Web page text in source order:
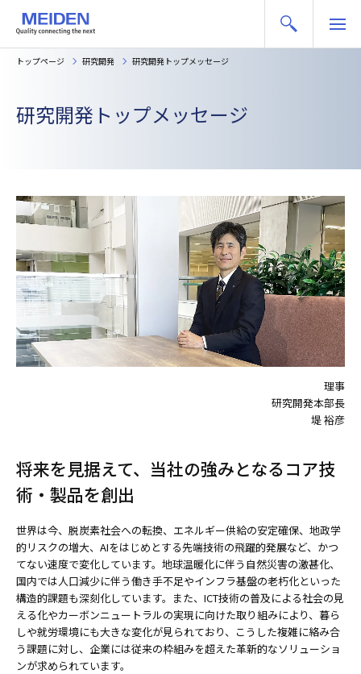
トップページ 研究開発 研究開発トップメッセージ
研究開発トップメッセージ
理事
研究開発本部長
堤 裕彦
将来を見据えて、当社の強みとなるコア技
術・製品を創出
世界は今、脱炭素社会への転換、エネルギー供給の安定確保、地政学
的リスクの増大、AIをはじめとする先端技術の飛躍的発展など、かつ
てない速度で変化しています。地球温暖化に伴う自然災害の激甚化、
国内では人口減少に伴う働き手不足やインフラ基盤の老朽化といった
構造的課題も深刻化しています。また、ICT技術の普及による社会の見
える化やカーボンニュートラルの実現に向けた取り組みにより、暮ら
しや就労環境にも大きな変化が見られており、こうした複雑に絡み合
う課題に対し、企業には従来の枠組みを超えた革新的なソリューショ
ンが求められています。